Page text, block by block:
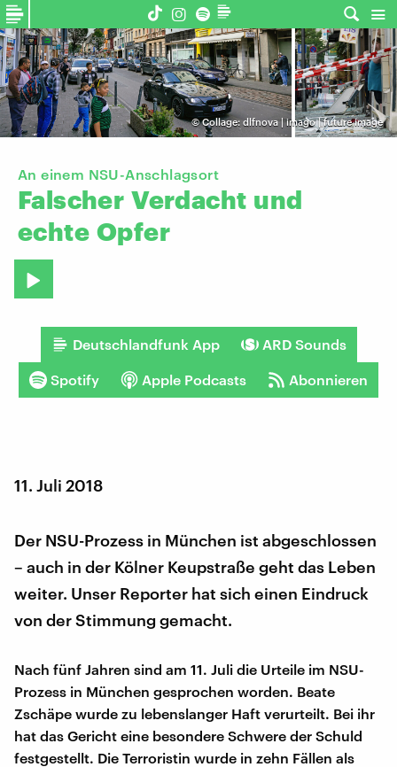
©Collage: dlfnova | imago | future image
An einem NSU-Anschlagsort
Falscher Verdacht und
echte Opfer
Deutschlandfunk App ARD Sounds
Spotify Apple Podcasts Abonnieren
11. Juli 2018
Der NSU-Prozess in München ist abgeschlossen
– auch in der Kölner Keupstraße geht das Leben
weiter. Unser Reporter hat sich einen Eindruck
von der Stimmung gemacht.
Nach fünf Jahren sind am 11. Juli die Urteile im NSU-
Prozess in München gesprochen worden. Beate
Zschäpe wurde zu lebenslanger Haft verurteilt. Bei ihr
hat das Gericht eine besondere Schwere der Schuld
festgestellt. Die Terroristin wurde in zehn Fällen als